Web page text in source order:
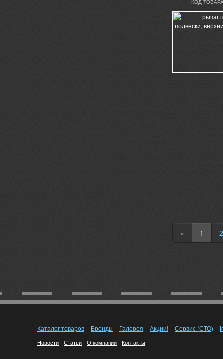
КОД
« 1 2
Каталог товаров Бренды Галерея Акции! Сервис (СТО)
Новости Статьи О компании Контакты